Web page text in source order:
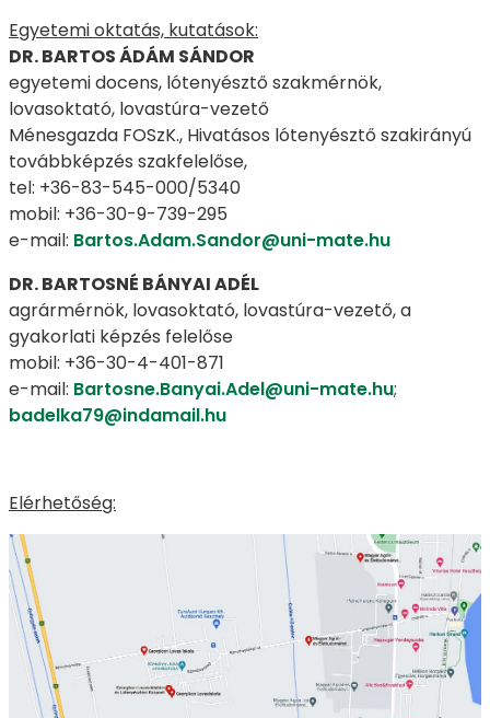
Egyetemi oktatás, kutatások:
DR. BARTOS ÁDÁM SÁNDOR
egyetemi docens, lótenyésztő szakmérnök,
lovasoktató, lovastúra-vezető
Ménesgazda FOSzK., Hivatásos lótenyésztő szakirányú
továbbképzés szakfelelőse,
tel: +36-83-545-000/5340
mobil: +36-30-9-739-295
e-mail: Bartos.Adam.Sandor@uni-mate.hu
DR. BARTOSNÉ BÁNYAI ADÉL
agrármérnök, lovasoktató, lovastúra-vezető, a
gyakorlati képzés felelőse
mobil: +36-30-4-401-871
e-mail: Bartosne.Banyai.Adel@uni-mate.hu;
badelka79@indamail.hu
Elérhetőség: